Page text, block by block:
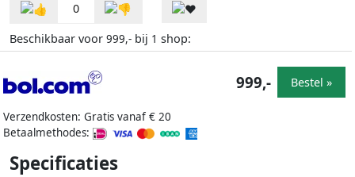
0
Beschikbaar voor 999,- bij 1 shop:
Verzendkosten: Gratis vanaf € 20
Betaalmethodes:
999,- Bestel »
Specificaties